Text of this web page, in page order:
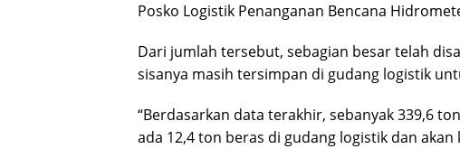
Posko Logistik Penanganan Bencana
Dari jumlah tersebut, sebagian besar telah
sisanya masih tersimpan di gudang logistik
“Berdasarkan data terakhir, sebanyak 339,6
ada 12,4 ton beras di gudang logistik dan